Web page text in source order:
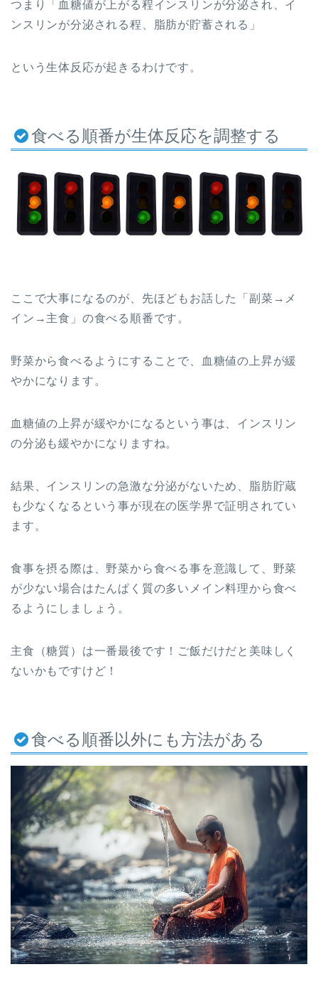
つまり「血糖値が上がる程インスリンが分泌され、イ
ンスリンが分泌される程、脂肪が貯蓄される」
という生体反応が起きるわけです。
食べる順番が生体反応を調整する
ここで大事になるのが、先ほどもお話した「副菜→メ
イン→主食」の食べる順番です。
野菜から食べるようにすることで、血糖値の上昇が緩
やかになります。
血糖値の上昇が緩やかになるという事は、インスリン
の分泌も緩やかになりますね。
結果、インスリンの急激な分泌がないため、脂肪貯蔵
も少なくなるという事が現在の医学界で証明されてい
ます。
食事を摂る際は、野菜から食べる事を意識して、野菜
が少ない場合はたんぱく質の多いメイン料理から食べ
るようにしましょう。
主食（糖質）は一番最後です！ご飯だけだと美味しく
ないかもですけど！
食べる順番以外にも方法がある